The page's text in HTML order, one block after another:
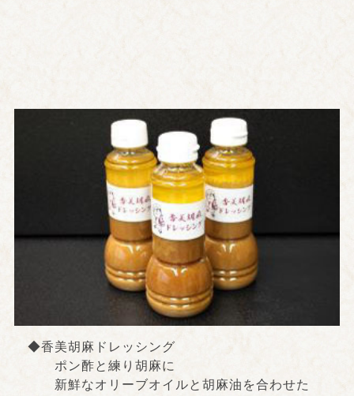
◆香美胡麻ドレッシング
ポン酢と練り胡麻に
新鮮なオリーブオイルと胡麻油を合わせた